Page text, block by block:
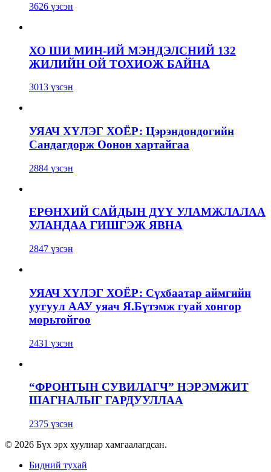
3626 үзсэн
ХО ШИ МИН-ИЙ МЭНДЭЛСНИЙ 132
ЖИЛИЙН ОЙ ТОХИОЖ БАЙНА
3013 үзсэн
УЯАЧ ХҮЛЭГ ХОЁР: Цэрэндондогийн
Сандагдорж Оонон хартайгаа
2884 үзсэн
ЕРӨНХИЙ САЙДЫН ДҮҮ УЛАМЖЛАЛАА
УЛАНДАА ГИШГЭЖ ЯВНА
2847 үзсэн
УЯАЧ ХҮЛЭГ ХОЁР: Сүхбаатар аймгийн
уугуул ААУ уяач Я.Бүтэмж гуай хонгор
морьтойгоо
2431 үзсэн
“ФРОНТЫН СУВИЛАГЧ” НЭРЭМЖИТ
ШАГНАЛЫГ ГАРДУУЛЛАА
2375 үзсэн
© 2026 Бүх эрх хуулиар хамгаалагдсан.
Бидний тухай